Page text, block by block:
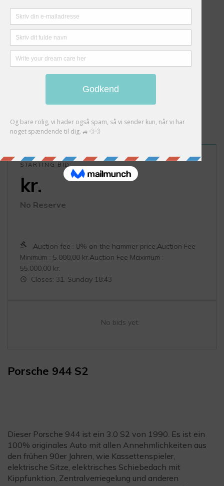
Porsche 944 S2
Dieser Porsche 944 ist ein 3.0 S2 von 1990. Es ist ein
100% originales Auto mit allen Annehmlichkeiten aus
den frühen 90er Jahren, wie Kassettenspieler,
elektrische Sitze, elektrisches Schiebedach mit
Kippfunktion, Zentralverriegelung und anderen
STARTING BID:
kr.
No Reserve
Auction fee : 8% on the hammer price.Auction Fee
Minimum : 5.000,00 kr. Auction Fee Maximum :
55.000,00 kr.
Closes: 31, Sunday 18:43
No bids yet.